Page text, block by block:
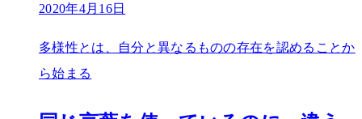
2020年4月16日
多様性とは、自分と異なるものの存在を認めることか
ら始まる